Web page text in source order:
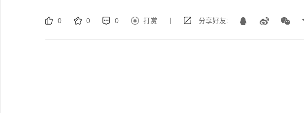
0 0 0 打赏 | 分享好友: